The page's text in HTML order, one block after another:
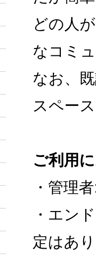
どの人
なコミ
なお、
スペー
ご利用
・管理
・エン
定はあ